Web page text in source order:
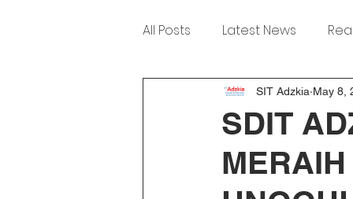
All Posts Latest News
SDIT
SIT Adzkia May 8,